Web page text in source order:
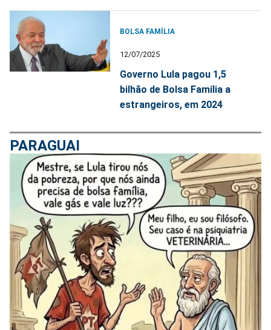
BOLSA FAMÍLIA
12/07/2025
Governo Lula pagou 1,5
bilhão de Bolsa Família a
estrangeiros, em 2024
PARAGUAI